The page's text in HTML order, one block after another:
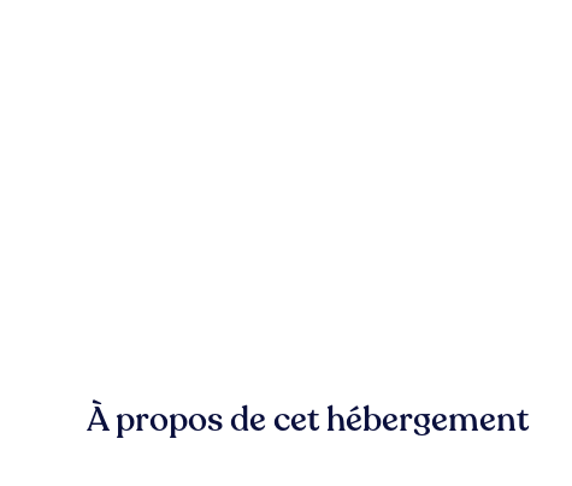
À propos de cet hébergement